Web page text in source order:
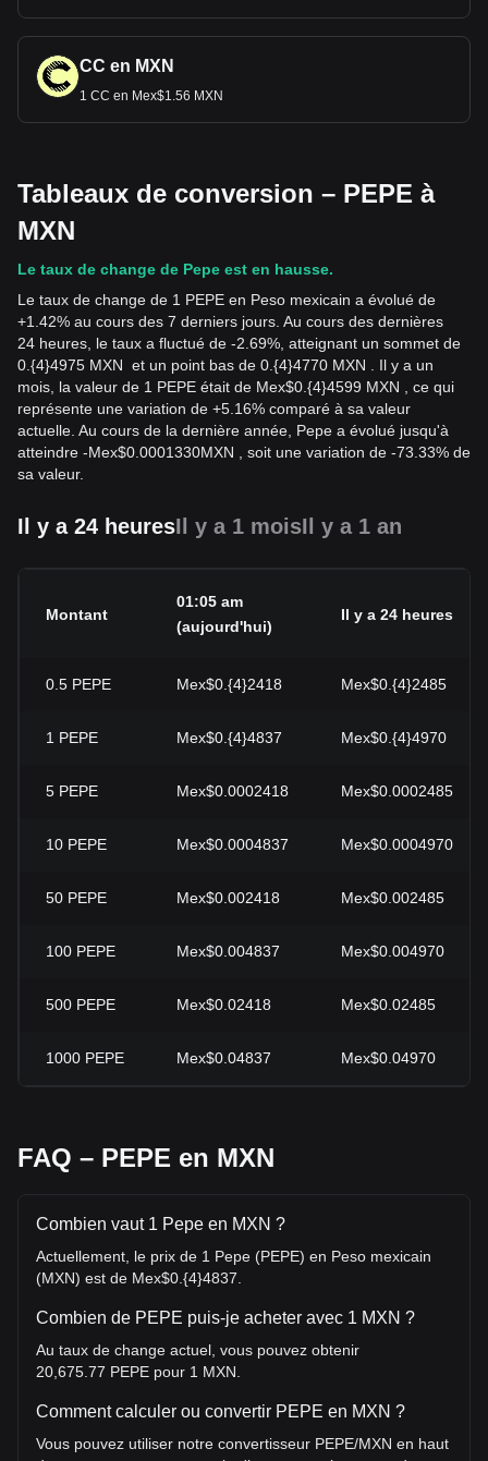
CC en MXN
1 CC en Mex$1.56 MXN
Tableaux de conversion – PEPE à
MXN
Le taux de change de Pepe est en hausse.
Le taux de change de 1 PEPE en Peso mexicain a évolué de
+1.42% au cours des 7 derniers jours. Au cours des dernières
24 heures, le taux a fluctué de -2.69%, atteignant un sommet de
0.{4}4975 MXN et un point bas de 0.{4}4770 MXN . Il y a un
mois, la valeur de 1 PEPE était de Mex$0.{4}4599 MXN , ce qui
représente une variation de +5.16% comparé à sa valeur
actuelle. Au cours de la dernière année, Pepe a évolué jusqu'à
atteindre -Mex$0.0001330MXN , soit une variation de -73.33% de
sa valeur.
Il y a 24 heuresIl y a 1 moisIl y a 1 an
Montant
01:05 am
(aujourd'hui)
Il y a 24 heures
0.5 PEPE Mex$0.{4}2418 Mex$0.{4}2485
1 PEPE Mex$0.{4}4837 Mex$0.{4}4970
5 PEPE Mex$0.0002418 Mex$0.0002485
10 PEPE Mex$0.0004837 Mex$0.0004970
50 PEPE Mex$0.002418 Mex$0.002485
100 PEPE Mex$0.004837 Mex$0.004970
500 PEPE Mex$0.02418 Mex$0.02485
1000 PEPE Mex$0.04837 Mex$0.04970
FAQ – PEPE en MXN
Combien vaut 1 Pepe en MXN ?
Actuellement, le prix de 1 Pepe (PEPE) en Peso mexicain
(MXN) est de Mex$0.{4}4837.
Combien de PEPE puis-je acheter avec 1 MXN ?
Au taux de change actuel, vous pouvez obtenir
20,675.77 PEPE pour 1 MXN.
Comment calculer ou convertir PEPE en MXN ?
Vous pouvez utiliser notre convertisseur PEPE/MXN en haut